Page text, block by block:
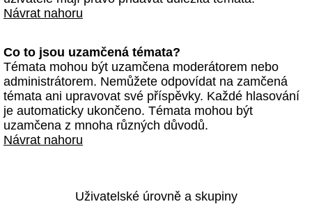
Návrat nahoru
Co to jsou uzamčená témata?
Témata mohou být uzamčena moderátorem nebo
administrátorem. Nemůžete odpovídat na zamčená
témata ani upravovat své příspěvky. Každé hlasování
je automaticky ukončeno. Témata mohou být
uzamčena z mnoha různých důvodů.
Návrat nahoru
Uživatelské úrovně a skupiny